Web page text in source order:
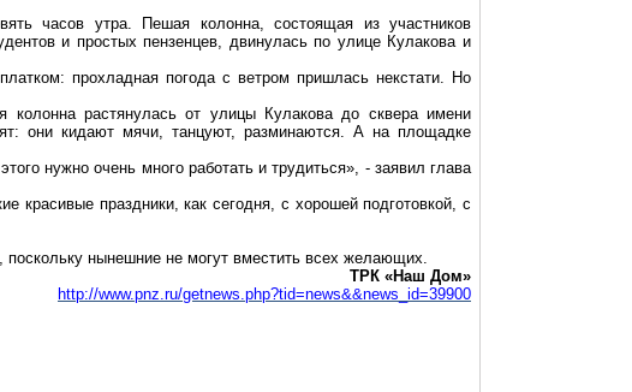
часов утра. Пешая колонна, состоящая из участников
и простых пензенцев, двинулась по улице Кулакова и
прохладная погода с ветром пришлась некстати. Но
колонна растянулась от улицы Кулакова до сквера имени
они кидают мячи, танцуют, разминаются. А на площадке
нужно очень много работать и трудиться», - заявил глава
красивые праздники, как сегодня, с хорошей подготовкой, с
нынешние не могут вместить всех желающих.
ТРК «Наш Дом»
http://www.pnz.ru/getnews.php?tid=news&&news_id=39900